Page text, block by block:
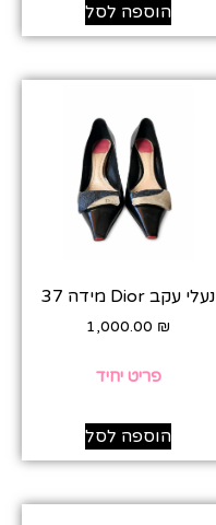
הוספה לסל
נעלי עקב Dior מידה 37
1,000.00 ₪
פריט יחיד
הוספה לסל